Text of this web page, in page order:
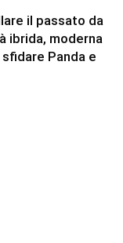
il passato da
ibrida, moderna
Panda e